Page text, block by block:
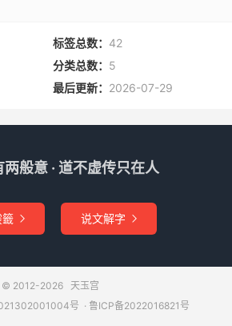
标签总数： 42
分类总数： 5
最后更新： 2026-07-29
般意 · 道不虚传只在人
籤  说文解字 
© 2012-2026 天玉宫
号 ​​​ · 鲁ICP备2022016821号